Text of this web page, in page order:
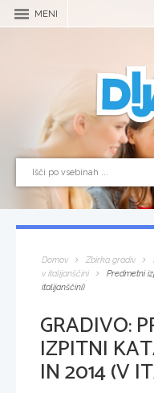
MENI
Domov Zbirka gradiv
v italijanščini
Predmetni
italijanščini)
GRADIVO:
IZPITNI
IN 2014 (V